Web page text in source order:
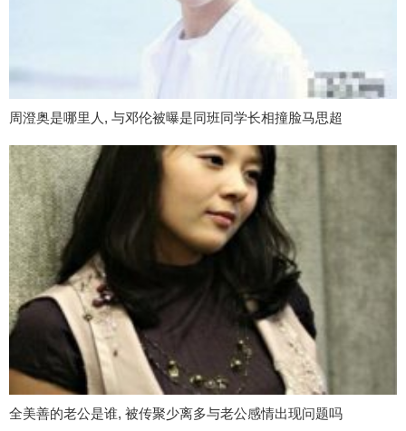
周澄奥是哪里人, 与邓伦被曝是同班同学长相撞脸马思超
全美善的老公是谁, 被传聚少离多与老公感情出现问题吗